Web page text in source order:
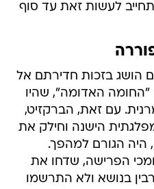
לעשות זאת עד סוף
הושג בזכות חדירתם אל
"החומה האדומה", שהיו
עם זאת, הברקזיט,
הישנה וחילק את
היה הגורם למהפך.
הפרישה, שדחו את
בנושא ולא התרשמו